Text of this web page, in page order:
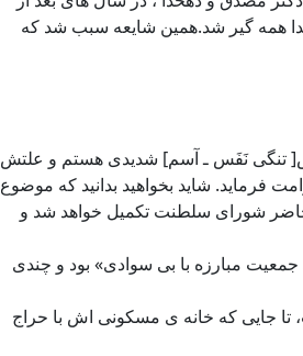
همه گیر شد.همین شایعه سبب شد که
تنگی نَفَس ـ آسم] شدیدی هستم و علتش
فرماید. شاید بخواهید بدانید که موضوع
حاضر شورای سلطنت تکمیل خواهد شد و
مؤسس « جمعیت مبارزه با بی سوادی» بود و چندی
تا جایی که خانه ی مسکونی اش با حراج